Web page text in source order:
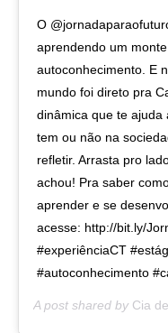
O
aprendendo um
autoconhecimento. E
mundo foi direto pra
dinâmica que te ajuda
tem ou não na
refletir. Arrasta pro
achou! Pra saber
aprender e se
acesse: http://bit.ly/
#experiênciaCT
#autoconhecimento
A post shared by Cia